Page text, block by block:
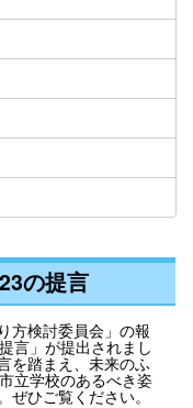
の提言
方検討委員会」の報
言」が提出されまし
を踏まえ、未来のふ
立学校のあるべき姿
ぜひご覧ください。